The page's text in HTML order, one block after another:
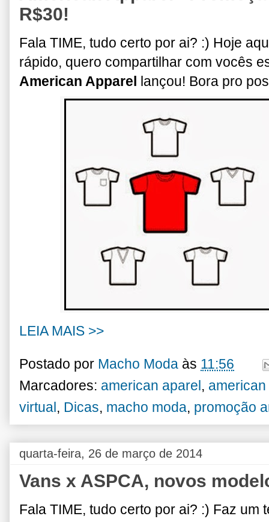
R$30!
Fala TIME, tudo certo por ai? :) Hoje
rápido, quero compartilhar com vocês
American Apparel lançou! Bora pro
LEIA MAIS >>
Postado por Macho Moda às 11:56
Marcadores: american aparel ,
virtual , Dicas, macho moda, promoção
quarta-feira, 26 de março de 2014
Vans x ASPCA, novos
Fala TIME, tudo certo por ai? :) Faz um